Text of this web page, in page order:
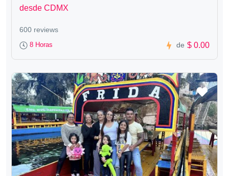
desde CDMX
600 reviews
8 Horas de $ 0.00